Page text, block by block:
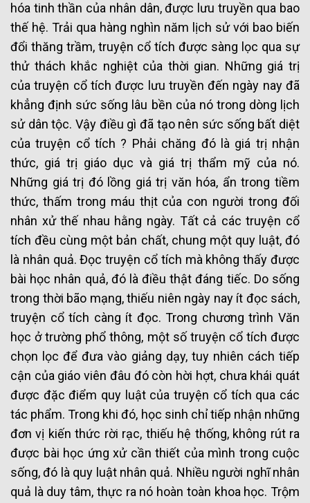
hóa tinh thần của nhân dân, được lưu truyền qua bao
thế hệ. Trải qua hàng nghìn năm lịch sử với bao biến
đổi thăng trầm, truyện cổ tích được sàng lọc qua sự
thử thách khắc nghiệt của thời gian. Những giá trị
của truyện cổ tích được lưu truyền đến ngày nay đã
khẳng định sức sống lâu bền của nó trong dòng lịch
sử dân tộc. Vậy điều gì đã tạo nên sức sống bất diệt
của truyện cổ tích ? Phải chăng đó là giá trị nhận
thức, giá trị giáo dục và giá trị thẩm mỹ của nó.
Những giá trị đó lồng giá trị văn hóa, ẩn trong tiềm
thức, thấm trong máu thịt của con người trong đối
nhân xử thế nhau hằng ngày. Tất cả các truyện cổ
tích đều cùng một bản chất, chung một quy luật, đó
là nhân quả. Đọc truyện cổ tích mà không thấy được
bài học nhân quả, đó là điều thật đáng tiếc. Do sống
trong thời bão mạng, thiếu niên ngày nay ít đọc sách,
truyện cổ tích càng ít đọc. Trong chương trình Văn
học ở trường phổ thông, một số truyện cổ tích được
chọn lọc để đưa vào giảng dạy, tuy nhiên cách tiếp
cận của giáo viên đâu đó còn hời hợt, chưa khái quát
được đặc điểm quy luật của truyện cổ tích qua các
tác phẩm. Trong khi đó, học sinh chỉ tiếp nhận những
đơn vị kiến thức rời rạc, thiếu hệ thống, không rút ra
được bài học ứng xử cần thiết của mình trong cuộc
sống, đó là quy luật nhân quả. Nhiều người nghĩ nhân
quả là duy tâm, thực ra nó hoàn toàn khoa học. Trộm